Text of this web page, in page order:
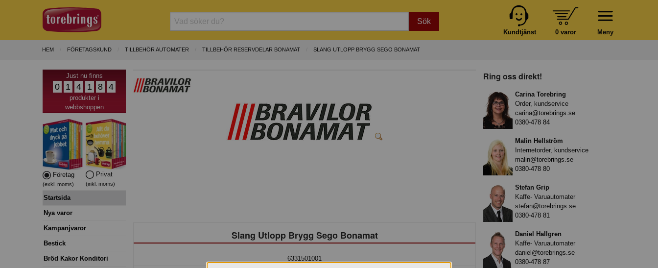
Sök
Meny
0 varor
Kundtjänst
HEM FÖRETAGSKUND TILLBEHÖR AUTOMATER TILLBEHÖR RESERVDELAR BONAMAT SLANG UTLOPP BRYGG SEGO BONAMAT
Just nu finns
0 1 4 1 8 4
produkter i
webbshoppen
Företag
(exkl. moms)
Privat
(inkl. moms)
Startsida
Nya varor
Kampanjvaror
Bestick
Bröd Kakor Konditori
Slang Utlopp Brygg Sego Bonamat
6331501001
Ring oss direkt!
Carina Torebring
Order, kundservice
carina@torebrings.se
0380-478 84
Malin Hellström
Internetorder, kundservice
malin@torebrings.se
0380-478 80
Stefan Grip
Kaffe- Varuautomater
stefan@torebrings.se
0380-478 81
Daniel Hallgren
Kaffe- Varuautomater
daniel@torebrings.se
0380-478 87